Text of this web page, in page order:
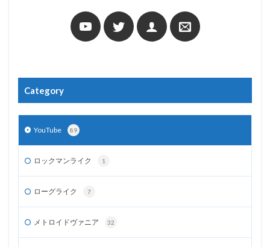
Category
YouTube 89
ロックマンライク 1
ローグライク 7
メトロイドヴァニア 32